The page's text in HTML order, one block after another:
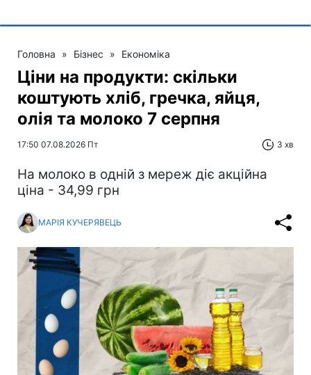
Головна » Бізнес » Економіка
Ціни на продукти: скільки
коштують хліб, гречка, яйця,
олія та молоко 7 серпня
17:50 07.08.2026 Пт 3 хв
На молоко в одній з мереж діє акційна
ціна - 34,99 грн
МАРІЯ КУЧЕРЯВЕЦЬ